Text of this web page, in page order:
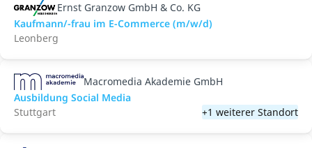
Ernst Granzow GmbH & Co. KG
Kaufmann/-frau im E-Commerce (m/w/d)
Leonberg
Macromedia Akademie GmbH
Ausbildung Social Media
Stuttgart
+1 weiterer Standort